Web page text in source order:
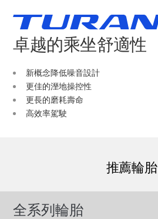
卓越的乘坐舒適性
新概念降低噪音設計
更佳的溼地操控性
更長的磨耗壽命
高效率駕駛
推薦輪胎
全系列輪胎